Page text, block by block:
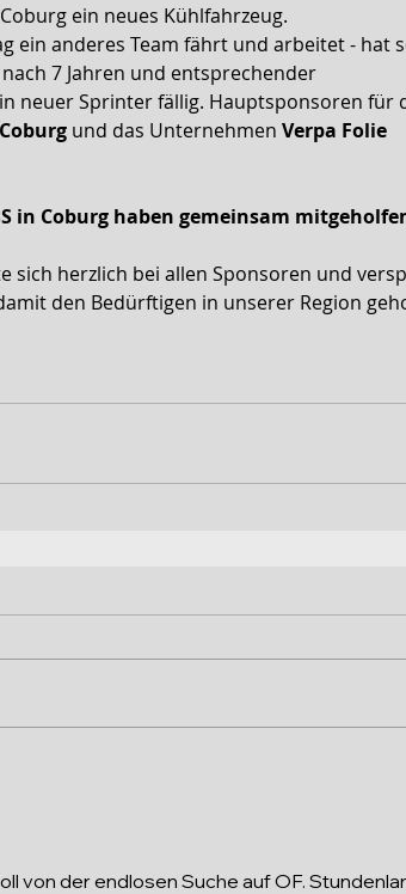
ein neues Kühlfahrzeug.
ein anderes Team fährt und arbeitet - hat
7 Jahren und entsprechender
neuer Sprinter fällig. Hauptsponsoren für
und das Unternehmen Verpa Folie
in Coburg haben gemeinsam
sich herzlich bei allen Sponsoren und
den Bedürftigen in unserer Region
von der endlosen Suche auf OF.